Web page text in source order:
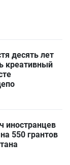
десять лет
креативный
иностранцев
550 грантов